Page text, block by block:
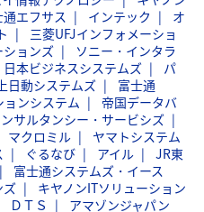
通エフサス インテック
オ
三菱UFJインフォメーショ
ションズ
ソニー・インタラ
日本ビジネスシステムズ
パ
日動システムズ
富士通
ンシステム
帝国データバ
サルタンシー・サービシズ
マクロミル
ヤマトシステム
ぐるなび アイル
JR東
富士通システムズ・イース
ズ
キヤノンITソリューション
ＤＴＳ アマゾンジャパン